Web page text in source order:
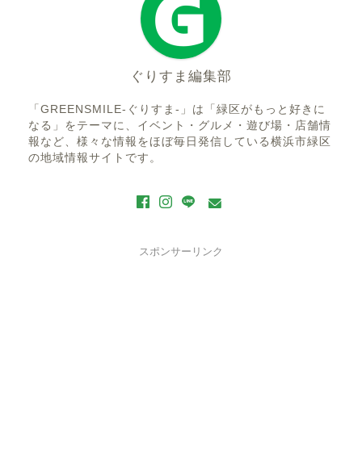
ぐりすま編集部
「GREENSMILE-ぐりすま-」は「緑区がもっと好きに
なる」をテーマに、イベント・グルメ・遊び場・店舗情
報など、様々な情報をほぼ毎日発信している横浜市緑区
の地域情報サイトです。
スポンサーリンク